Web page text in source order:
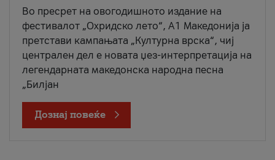
Во пресрет на овогодишното издание на
фестивалот „Охридско лето“, А1 Македонија ја
претстави кампањата „Културна врска“, чиј
централен дел е новата џез-интерпретација на
легендарната македонска народна песна
„Билјан
Дознај повеќе